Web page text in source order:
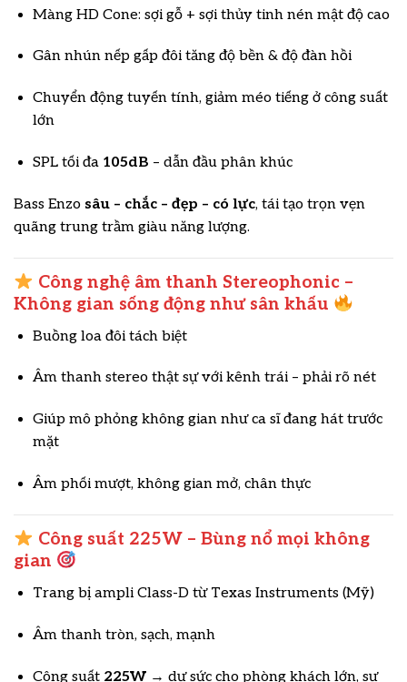
Màng HD Cone: sợi gỗ + sợi thủy tinh nén mật độ cao
Gân nhún nếp gấp đôi tăng độ bền & độ đàn hồi
Chuyển động tuyến tính, giảm méo tiếng ở công suất
lớn
SPL tối đa 105dB – dẫn đầu phân khúc
Bass Enzo sâu – chắc – đẹp – có lực, tái tạo trọn vẹn
quãng trung trầm giàu năng lượng.
Công nghệ âm thanh Stereophonic –
Không gian sống động như sân khấu
Buồng loa đôi tách biệt
Âm thanh stereo thật sự với kênh trái – phải rõ nét
Giúp mô phỏng không gian như ca sĩ đang hát trước
mặt
Âm phối mượt, không gian mở, chân thực
Công suất 225W – Bùng nổ mọi không
gian
Trang bị ampli Class-D từ Texas Instruments (Mỹ)
Âm thanh tròn, sạch, mạnh
Công suất 225W→ dư sức cho phòng khách lớn, sự